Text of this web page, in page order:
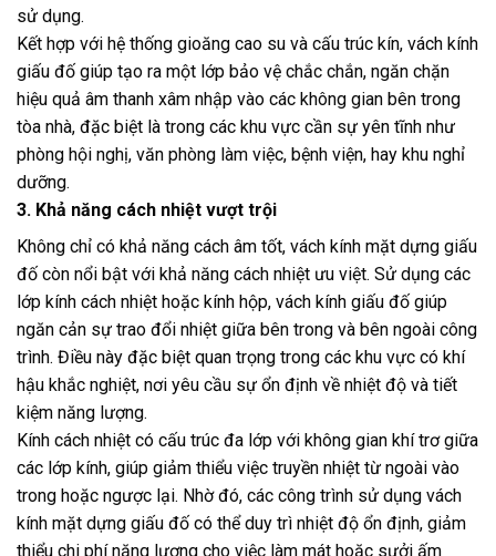
sử dụng.
Kết hợp với hệ thống gioăng cao su và cấu trúc kín, vách kính
giấu đố giúp tạo ra một lớp bảo vệ chắc chắn, ngăn chặn
hiệu quả âm thanh xâm nhập vào các không gian bên trong
tòa nhà, đặc biệt là trong các khu vực cần sự yên tĩnh như
phòng hội nghị, văn phòng làm việc, bệnh viện, hay khu nghỉ
dưỡng.
3. Khả năng cách nhiệt vượt trội
Không chỉ có khả năng cách âm tốt, vách kính mặt dựng giấu
đố còn nổi bật với khả năng cách nhiệt ưu việt. Sử dụng các
lớp kính cách nhiệt hoặc kính hộp, vách kính giấu đố giúp
ngăn cản sự trao đổi nhiệt giữa bên trong và bên ngoài công
trình. Điều này đặc biệt quan trọng trong các khu vực có khí
hậu khắc nghiệt, nơi yêu cầu sự ổn định về nhiệt độ và tiết
kiệm năng lượng.
Kính cách nhiệt có cấu trúc đa lớp với không gian khí trơ giữa
các lớp kính, giúp giảm thiểu việc truyền nhiệt từ ngoài vào
trong hoặc ngược lại. Nhờ đó, các công trình sử dụng vách
kính mặt dựng giấu đố có thể duy trì nhiệt độ ổn định, giảm
thiểu chi phí năng lượng cho việc làm mát hoặc sưởi ấm